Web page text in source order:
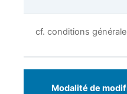
cf. conditions
Modalité de